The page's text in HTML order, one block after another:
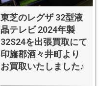
東芝のレグザ 32型液
晶テレビ 2024年製
32S24を出張買取にて
印旛郡酒々井町より
お買取いたしました♪